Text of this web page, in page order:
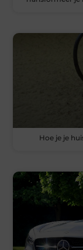
Hoe je je